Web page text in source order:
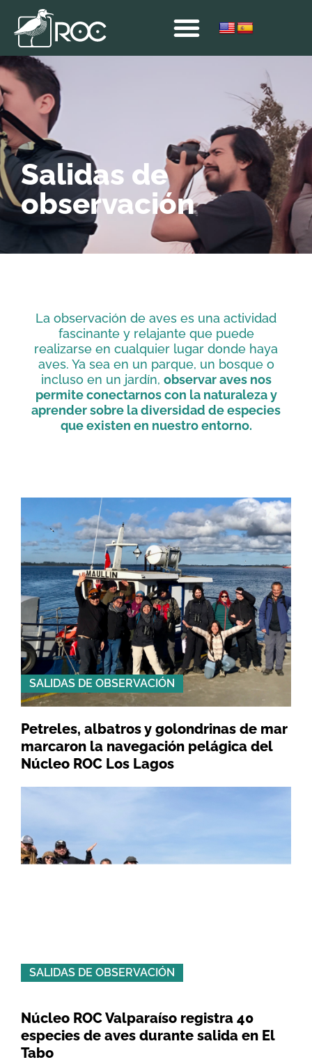
Salidas de
observación
La observación de aves es una actividad
fascinante y relajante que puede
realizarse en cualquier lugar donde haya
aves. Ya sea en un parque, un bosque o
incluso en un jardín, observar aves nos
permite conectarnos con la naturaleza y
aprender sobre la diversidad de especies
que existen en nuestro entorno.
SALIDAS DE OBSERVACIÓN
Petreles, albatros y golondrinas de mar
marcaron la navegación pelágica del
Núcleo ROC Los Lagos
SALIDAS DE OBSERVACIÓN
Núcleo ROC Valparaíso registra 40
especies de aves durante salida en El
Tabo